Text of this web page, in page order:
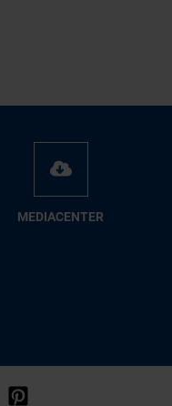
ME­DIA­CEN­TER